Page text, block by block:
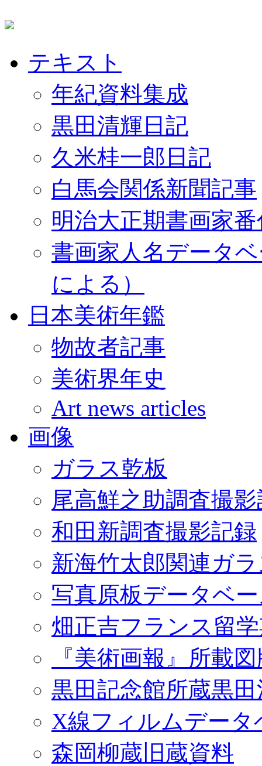
テキスト
年紀資料集成
黒田清輝日記
久米桂一郎日記
白馬会関係新聞記事
明治大正期書画家
書画家人名データ
による）
日本美術年鑑
物故者記事
美術界年史
Art news articles
画像
ガラス乾板
尾高鮮之助調査撮
和田新調査撮影記録
新海竹太郎関連ガ
写真原板データベ
畑正吉フランス留
『美術画報』所載
黒田記念館所蔵黒
X線フィルムデータ
森岡柳蔵旧蔵資料